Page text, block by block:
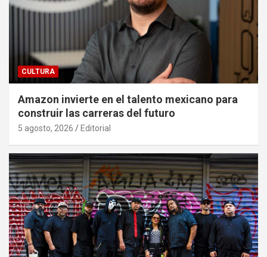
CULTURA
Amazon invierte en el talento mexicano para
construir las carreras del futuro
5 agosto, 2026 Editorial